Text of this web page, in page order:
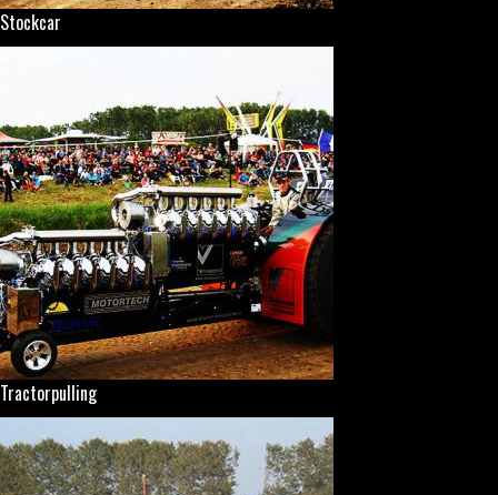
Stockcar
Tractorpulling